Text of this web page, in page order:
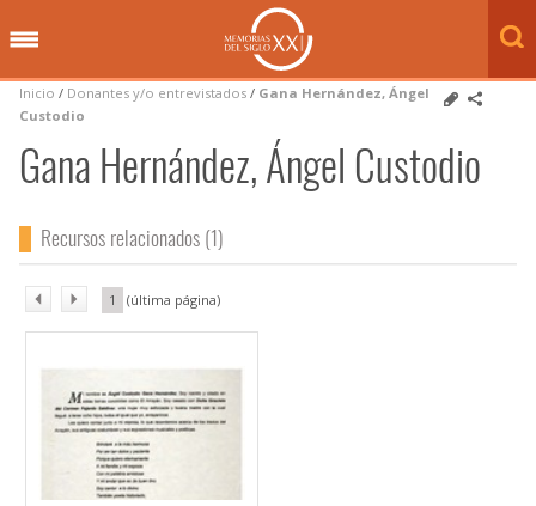
Inicio / Donantes y/o entrevistados / Gana Hernández, Ángel
Custodio
Gana Hernández, Ángel Custodio
Recursos relacionados (1)
1